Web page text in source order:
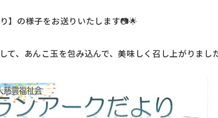
】の様子をお送りいたします📷🌟
て、あんこ玉を包み込んで、美味しく召し上がりまし